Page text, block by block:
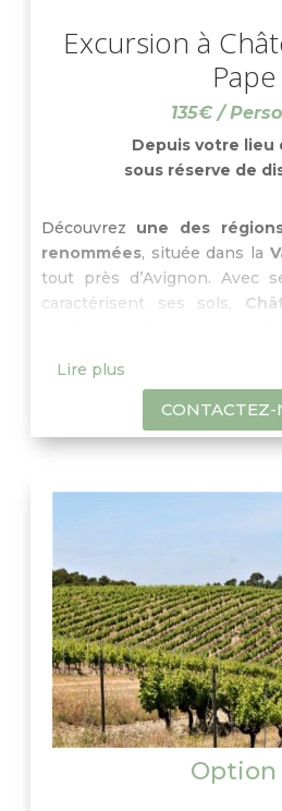
Excursion à
Pape
135€ /
Depuis votre lieu
sous réserve de
Découvrez une des
renommées, située dans la
tout près d’Avignon. Avec
caractérisent ses sols,
de vin blanc y est produite,
sa vie est une chance.
pour déjeuner dans ce
Lire plus
CONTACTEZ-
Option